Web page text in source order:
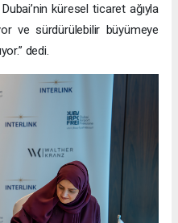
küresel ticaret ağıyla
ve sürdürülebilir büyümeye
dedi.